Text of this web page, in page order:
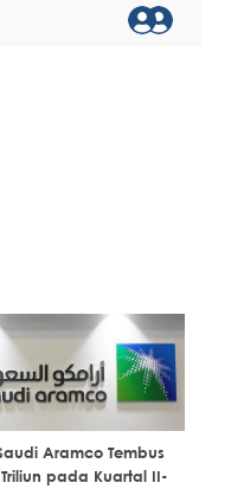
Aramco Tembus
Triliun pada Kuartal II-